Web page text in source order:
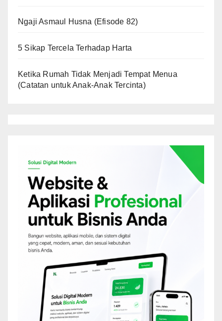
Ngaji Asmaul Husna (Efisode 82)
5 Sikap Tercela Terhadap Harta
Ketika Rumah Tidak Menjadi Tempat Menua
(Catatan untuk Anak-Anak Tercinta)